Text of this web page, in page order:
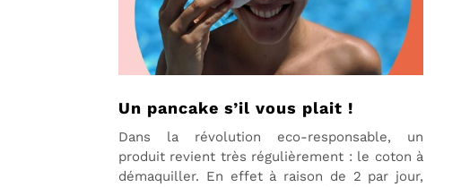
Un pancake s’il vous plait !
Dans la révolution eco-responsable, un
produit revient très régulièrement : le coton à
démaquiller. En effet à raison de 2 par jour,